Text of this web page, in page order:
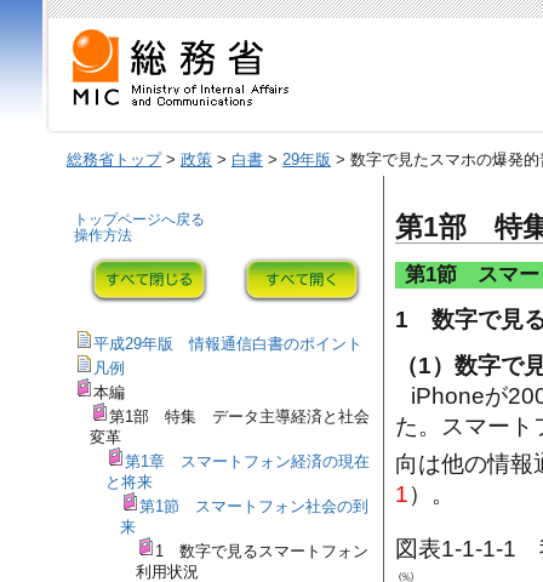
総務省トップ> 政策 > 白書 > 29年版 > 数字で見たスマホの爆発
第1部 特
第1節 スマー
1 数字で見
（1）数字で
iPhoneが
た。スマート
向は他の情報
1）。
図表1-1-1-1
トップページへ戻る
操作方法
平成29年版 情報通信白書のポイント
凡例
本編
第1部 特集 データ主導経済と社会
変革
第1章 スマートフォン経済の現在
と将来
第1節 スマートフォン社会の到
来
1 数字で見るスマートフォン
利用状況